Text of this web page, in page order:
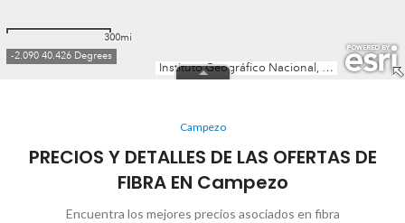
Campezo
PRECIOS Y DETALLES DE LAS OFERTAS DE
FIBRA EN Campezo
Encuentra los mejores precios asociados en fibra